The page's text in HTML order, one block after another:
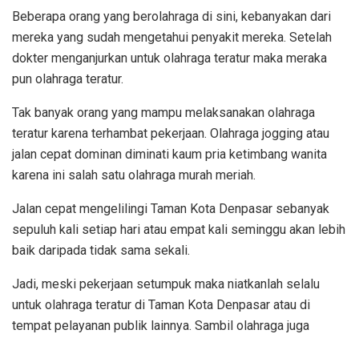
Beberapa orang yang berolahraga di sini, kebanyakan dari
mereka yang sudah mengetahui penyakit mereka. Setelah
dokter menganjurkan untuk olahraga teratur maka meraka
pun olahraga teratur.
Tak banyak orang yang mampu melaksanakan olahraga
teratur karena terhambat pekerjaan. Olahraga jogging atau
jalan cepat dominan diminati kaum pria ketimbang wanita
karena ini salah satu olahraga murah meriah.
Jalan cepat mengelilingi Taman Kota Denpasar sebanyak
sepuluh kali setiap hari atau empat kali seminggu akan lebih
baik daripada tidak sama sekali.
Jadi, meski pekerjaan setumpuk maka niatkanlah selalu
untuk olahraga teratur di Taman Kota Denpasar atau di
tempat pelayanan publik lainnya. Sambil olahraga juga